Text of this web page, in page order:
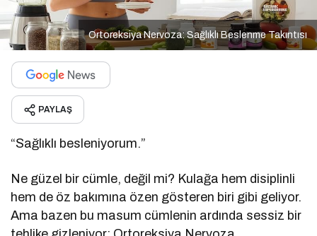
Ortoreksiya Nervoza: Sağlıklı Beslenme Takıntısı
PAYLAŞ
“Sağlıklı besleniyorum.”
Ne güzel bir cümle, değil mi? Kulağa hem disiplinli
hem de öz bakımına özen gösteren biri gibi geliyor.
Ama bazen bu masum cümlenin ardında sessiz bir